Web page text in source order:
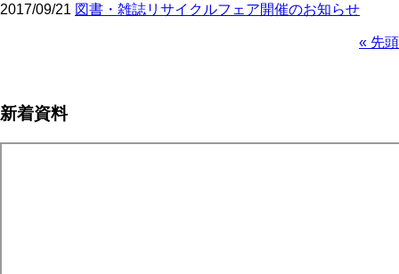
2017/09/21 図書・雑誌リサイクルフェア開催のお知らせ
送
先
« 先頭
新着資料